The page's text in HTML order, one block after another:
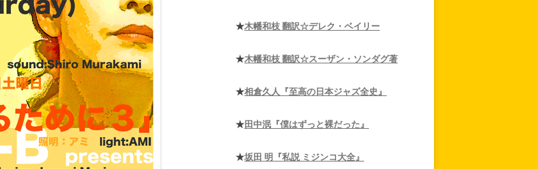
★木幡和枝 翻訳☆デレク・ベイリー
★木幡和枝 翻訳☆スーザン・ソンダグ著
★相倉久人『至高の日本ジャズ全史』
★田中泯『僕はずっと裸だった』
★坂田 明『私説 ミジンコ大全』